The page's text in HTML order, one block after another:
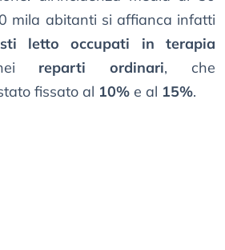
mila abitanti si affianca infatti
letto occupati in terapia
reparti ordinari, che
fissato al 10% e al 15%.